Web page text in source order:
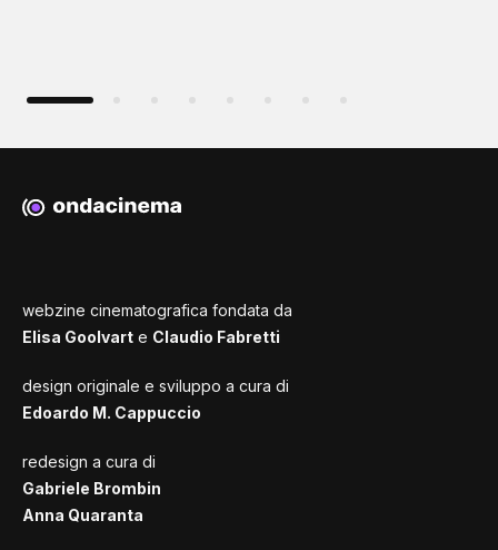
webzine cinematografica fondata da
Elisa Goolvart e Claudio Fabretti
design originale e sviluppo a cura di
Edoardo M. Cappuccio
redesign a cura di
Gabriele Brombin
Anna Quaranta